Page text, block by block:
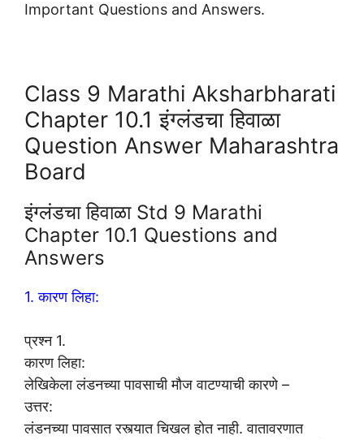
Important Questions and Answers.
Class 9 Marathi Aksharbharati
Chapter 10.1 इंग्लंडचा हिवाळा
Question Answer Maharashtra
Board
इंग्लंडचा हिवाळा Std 9 Marathi
Chapter 10.1 Questions and
Answers
1. कारण लिहा:
प्रश्न 1.
कारण लिहा:
लेखिकेला लंडनच्या पावसाची मौज वाटण्याची कारणे –
उत्तर:
लंडनच्या पावसात रस्त्यात चिखल होत नाही. वातावरणात